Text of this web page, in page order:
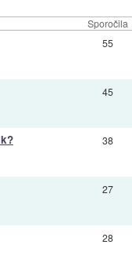
Sporočila
55
45
38
27
28